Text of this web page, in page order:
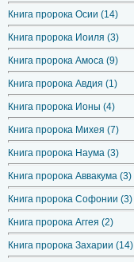
Книга пророка Осии (14)
Книга пророка Иоиля (3)
Книга пророка Амоса (9)
Книга пророка Авдия (1)
Книга пророка Ионы (4)
Книга пророка Михея (7)
Книга пророка Наума (3)
Книга пророка Аввакума (3)
Книга пророка Софонии (3)
Книга пророка Аггея (2)
Книга пророка Захарии (14)